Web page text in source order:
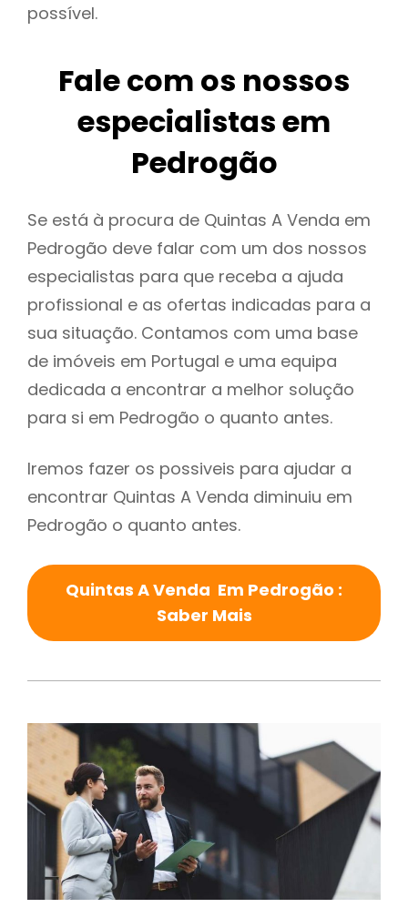
possível.
Fale com os nossos
especialistas em
Pedrogão
Se está à procura de Quintas A Venda em
Pedrogão deve falar com um dos nossos
especialistas para que receba a ajuda
profissional e as ofertas indicadas para a
sua situação. Contamos com uma base
de imóveis em Portugal e uma equipa
dedicada a encontrar a melhor solução
para si em Pedrogão o quanto antes.
Iremos fazer os possiveis para ajudar a
encontrar Quintas A Venda diminuiu em
Pedrogão o quanto antes.
Quintas A Venda Em Pedrogão :
Saber Mais